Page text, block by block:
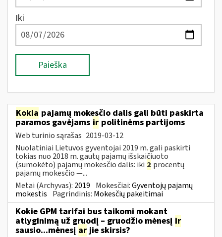
Iki
Paieška
Kokia pajamų mokesčio dalis gali būti paskirta
paramos gavėjams ir politinėms partijoms
Web turinio sąrašas 2019-03-12
Nuolatiniai Lietuvos gyventojai 2019 m. gali paskirti
tokias nuo 2018 m. gautų pajamų išskaičiuoto
(sumokėto) pajamų mokesčio dalis: iki 2 procentų
pajamų mokesčio —...
Metai (Archyvas): 2019 Mokesčiai:Gyventojų pajamų
mokestis Pagrindinis: Mokesčių pakeitimai
Kokie GPM tarifai bus taikomi mokant
atlyginimą už gruodį – gruodžio mėnesį ir
sausio...mėnesį arjie skirsis?